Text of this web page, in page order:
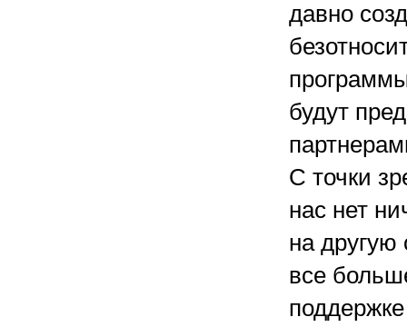
давно
будут
С точки
нас нет
на другую
все